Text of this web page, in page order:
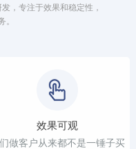
，专注于效果和稳定性，
。
效果可观
做客户从来都不是一锤子买